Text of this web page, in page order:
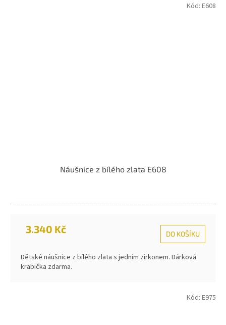
Náušnice z bílého zlata E608
3.340 Kč DO KOŠÍKU
Dětské náušnice z bílého zlata s jedním zirkonem. Dárková
krabička zdarma.
Kód: E608
Kód: E975